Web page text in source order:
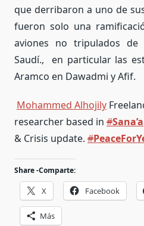
que derribaron a uno de
fueron solo una
aviones no tripulados de
Saudí., en particular las
Aramco en Dawadmi y Afif.
Mohammed Alhojily
researcher based in #Sana’a
& Crisis update. #
Share -Comparte:
X Facebook
Más